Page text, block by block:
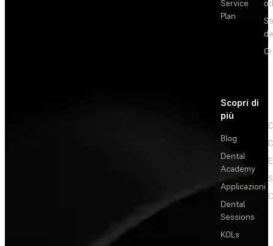
Service
Plan
Scopri di
più
Blog
Dental
Academy
Applicazioni
Dental
Sessions
KOLs